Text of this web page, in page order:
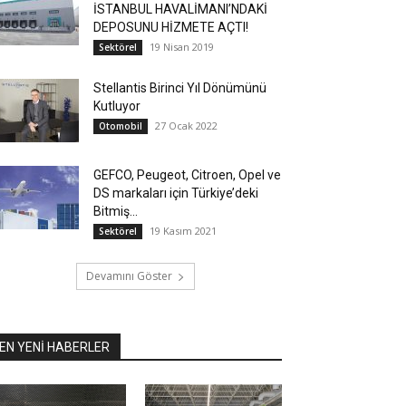
İSTANBUL HAVALİMANI’NDAKİ
DEPOSUNU HİZMETE AÇTI!
Sektörel 19 Nisan 2019
Stellantis Birinci Yıl Dönümünü
Kutluyor
Otomobil 27 Ocak 2022
GEFCO, Peugeot, Citroen, Opel ve
DS markaları için Türkiye’deki
Bitmiş...
Sektörel 19 Kasım 2021
Devamını Göster
EN YENİ HABERLER